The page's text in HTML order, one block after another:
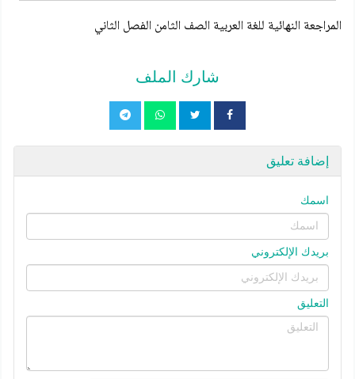
المراجعة النهائية للغة العربية الصف الثامن الفصل الثاني
شارك الملف
إضافة تعليق
اسمك
بريدك الإلكتروني
التعليق